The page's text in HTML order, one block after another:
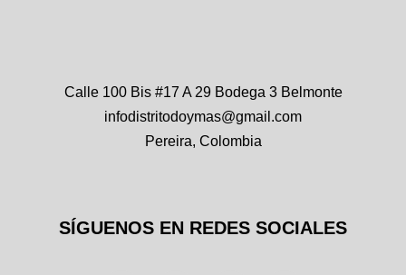
Calle 100 Bis #17 A 29 Bodega 3 Belmonte
infodistritodoymas@gmail.com
Pereira, Colombia
SÍGUENOS EN REDES SOCIALES